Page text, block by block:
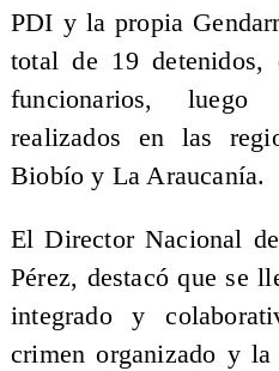
PDI y la propia
total de 19
funcionarios,
realizados en las
Biobío y La Araucanía.
El Director Nacional
Pérez, destacó que se
integrado y
crimen organizado y